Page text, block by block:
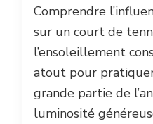
Comprendre
sur un court de
l’ensoleillement
atout pour
grande partie de
luminosité